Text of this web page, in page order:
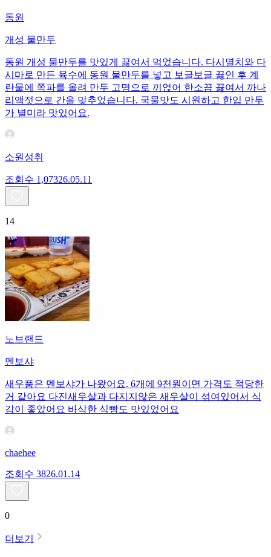
동원
개성 물만두
동원 개성 물만두를 맛있게 끓여서 먹었습니다. 다시멸치와 다
시마로 만든 육수에 동원 물만두를 넣고 보글보글 끓인 후 계
란물에 쪽파를 올려 만두 고명으로 끼얹어 한소끔 끓여서 까나
리액젓으로 간을 맞추었습니다. 국물맛도 시원하고 한입 만두
가 별미라 맛있어요.
소원성취
조회수 1,07326.05.11
14
노브랜드
멘보샤
새우품은 멘보샤가 나왔어요. 6개에 9천원이면 가격도 적당한
거 같아요 다진새우살과 다지지않은 새우살이 섞여있어서 식
감이 좋았어요 바삭한 식빵도 맛있었어요
chaehee
조회수 3826.01.14
0
더보기